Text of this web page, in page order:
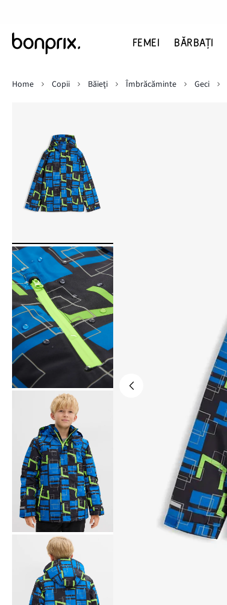
FEMEI BĂRBAŢI
Home
Copii Băieţi Îmbrăcăminte Geci